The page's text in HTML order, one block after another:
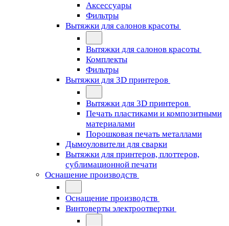
Аксессуары
Фильтры
Вытяжки для салонов красоты
Вытяжки для салонов красоты
Комплекты
Фильтры
Вытяжки для 3D принтеров
Вытяжки для 3D принтеров
Печать пластиками и композитными
материалами
Порошковая печать металлами
Дымоуловители для сварки
Вытяжки для принтеров, плоттеров,
сублимационной печати
Оснащение производств
Оснащение производств
Винтоверты электроотвертки